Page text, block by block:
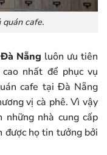
quán cafe.
Đà Nẵng luôn ưu tiên
nhất để phục vụ
cafe tại Đà Nẵng
vị cà phê. Vì vậy
những nhà cung cấp
được họ tin tưởng bởi